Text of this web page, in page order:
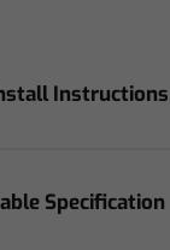
Specification